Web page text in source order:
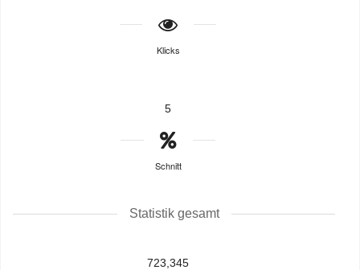
Klicks
5
Schnitt
Statistik gesamt
723,345